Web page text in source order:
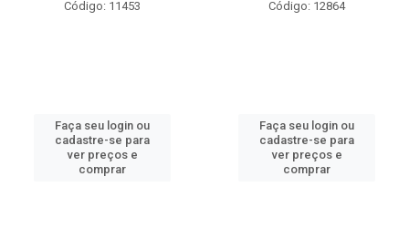
Código: 11453
Faça seu login ou
cadastre-se para
ver preços e
comprar
Código: 12864
Faça seu login ou
cadastre-se para
ver preços e
comprar